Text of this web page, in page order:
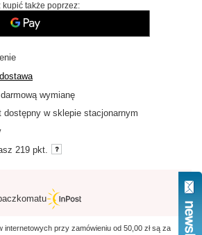
kupić także poprzez:
wymianę
dostępny w sklepie stacjonarnym
219 pkt.
internetowych przy zamówieniu od 50,00 złsą za